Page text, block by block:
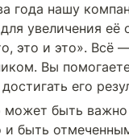
года нашу
увеличения её
это и это». Всё
Вы
его
может быть важно
и быть